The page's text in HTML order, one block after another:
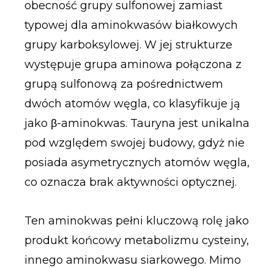
obecność grupy sulfonowej zamiast
typowej dla aminokwasów białkowych
grupy karboksylowej. W jej strukturze
występuje grupa aminowa połączona z
grupą sulfonową za pośrednictwem
dwóch atomów węgla, co klasyfikuje ją
jako β-aminokwas. Tauryna jest unikalna
pod względem swojej budowy, gdyż nie
posiada asymetrycznych atomów węgla,
co oznacza brak aktywności optycznej.
Ten aminokwas pełni kluczową rolę jako
produkt końcowy metabolizmu cysteiny,
innego aminokwasu siarkowego. Mimo